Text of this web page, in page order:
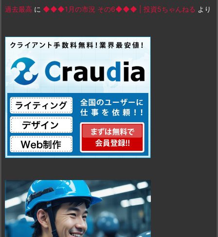
過去最高 に ◆◆◆1月の市況 その6◆◆◆ | 投資5ちゃんねる より